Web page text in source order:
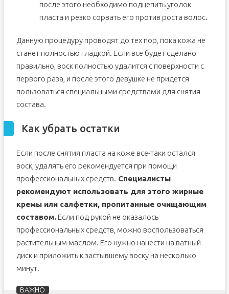
после этого необходимо подцепить уголок
пласта и резко сорвать его против роста волос.
Данную процедуру проводят до тех пор, пока кожа не
станет полностью гладкой. Если все будет сделано
правильно, воск полностью удалится с поверхности с
первого раза, и после этого девушке не придется
пользоваться специальными средствами для снятия
состава.
Как убрать остатки
Если после снятия пласта на коже все-таки остался
воск, удалять его рекомендуется при помощи
профессиональных средств. Специалисты
рекомендуют использовать для этого жирные
кремы или салфетки, пропитанные очищающим
составом.Если под рукой не оказалось
профессиональных средств, можно воспользоваться
растительным маслом. Его нужно нанести на ватный
диск и приложить к застывшему воску на несколько
минут.